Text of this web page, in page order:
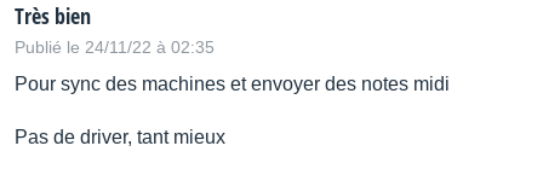
Très bien
Publié le 24/11/22 à 02:35
Pour sync des machines et envoyer des notes midi
Pas de driver, tant mieux